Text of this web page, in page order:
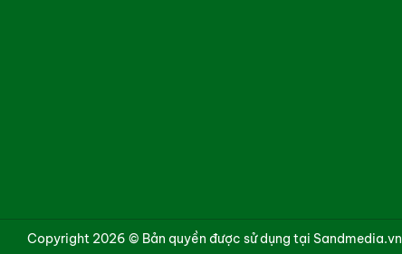
Copyright 2026 © Bản quyền được sử dụng tại Sandmedia.vn